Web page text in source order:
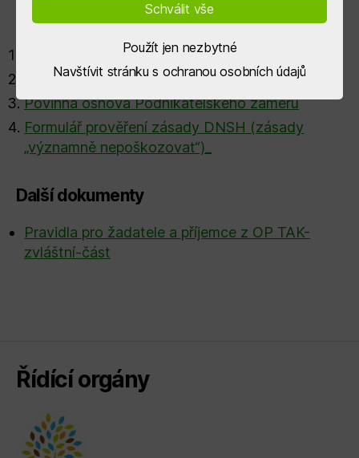
Přílohy:
Formulář žádosti OP TAK
Kritéria věcného hodnocení OP TAK
Povinná osnova Podnikatelského záměru
Formulář prověření zásady DNSH (zásady
„významně nepoškozovat“)_
Další dokumenty
Pravidla pro žadatele a příjemce z OP TAK-
zvláštní-část
Řídící orgány
Schválit vše
Použít jen nezbytné
Navštívit stránku s ochranou osobních údajů